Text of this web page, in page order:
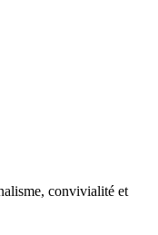
convivialité et